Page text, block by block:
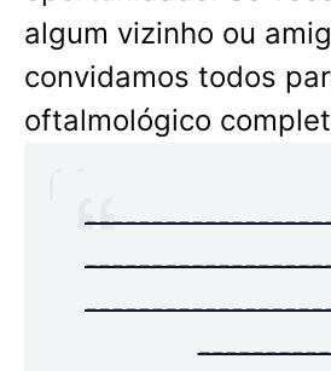
algum vizinho ou
convidamos todos
oftalmológico